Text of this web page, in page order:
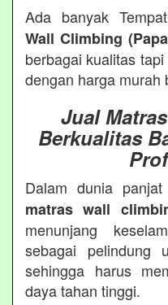
Ada banyak
Wall Climbing
berbagai kualitas
dengan harga murah
Jual
Berkualitas
Dalam dunia
matras wall
menunjang
sebagai pelindung
sehingga harus
daya tahan tinggi.